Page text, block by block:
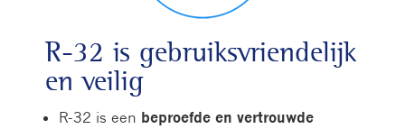
R-32 is gebruiksvriendelijk
en veilig
R-32 is een beproefde en vertrouwde